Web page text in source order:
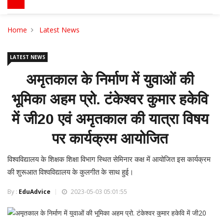
Home Latest News
LATEST NEWS
अमृतकाल के निर्माण में युवाओं की
भूमिका अहम प्रो. टंकेश्वर कुमार हकेवि
में जी20 एवं अमृतकाल की यात्रा विषय
पर कार्यक्रम आयोजित
विश्वविद्यालय के शिक्षक शिक्षा विभाग स्थित सेमिनार कक्ष में आयोजित इस कार्यक्रम
की शुरूआत विश्वविद्यालय के कुलगीत के साथ हुई।
By : EduAdvice 2023-05-03 05:01:55